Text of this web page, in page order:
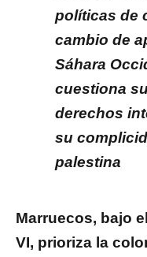
políticas de
cambio de
Sáhara
cuestiona
derechos
su
palestina
Marruecos, bajo
VI, prioriza la